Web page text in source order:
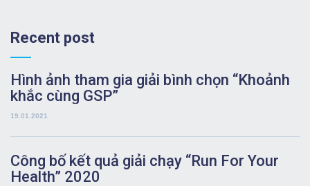
Recent post
Hình ảnh tham gia giải bình chọn “Khoảnh
khắc cùng GSP”
19.01.2021
Công bố kết quả giải chạy “Run For Your
Health” 2020